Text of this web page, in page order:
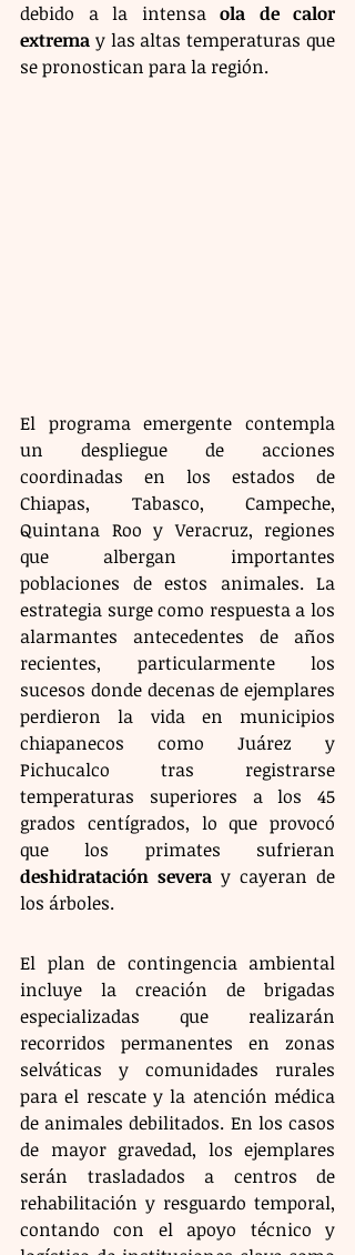
debido a la intensa ola de calor
extrema y las altas temperaturas que
se pronostican para la región.
El programa emergente contempla
un despliegue de acciones
coordinadas en los estados de
Chiapas, Tabasco, Campeche,
Quintana Roo y Veracruz, regiones
que albergan importantes
poblaciones de estos animales. La
estrategia surge como respuesta a los
alarmantes antecedentes de años
recientes, particularmente los
sucesos donde decenas de ejemplares
perdieron la vida en municipios
chiapanecos como Juárez y
Pichucalco tras registrarse
temperaturas superiores a los 45
grados centígrados, lo que provocó
deshidratación severa y cayeran de
los árboles.
El plan de contingencia ambiental
incluye la creación de brigadas
especializadas que realizarán
recorridos permanentes en zonas
selváticas y comunidades rurales
para el rescate y la atención médica
de animales debilitados. En los casos
de mayor gravedad, los ejemplares
serán trasladados a centros de
rehabilitación y resguardo temporal,
contando con el apoyo técnico y